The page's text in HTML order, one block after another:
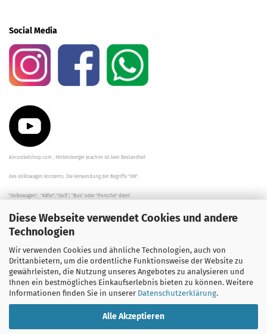
Diese Webseite verwendet Cookies und andere
Technologien
Wir verwenden Cookies und ähnliche Technologien, auch von
Drittanbietern, um die ordentliche Funktionsweise der Website zu
gewährleisten, die Nutzung unseres Angebotes zu analysieren und
Ihnen ein bestmögliches Einkaufserlebnis bieten zu können. Weitere
Informationen finden Sie in unserer Datenschutzerklärung.
Alle Akzeptieren
Social Media
Aircooledshop.com , Hintersberger Joachim ist kein Bestandteil
des Volkswagen Konzerns. Die Verwendung der Begriffe "VW",
"Volkswagen", "Käfer", "Golf", "Bus" oder "Porsche" dient
der Beschreibung der Teile und stellt in keinem Fall eine direkte
Verbindung zu dem Unternehmen "Volkswagen" her/da.
Die Beschreibungen, Zeichnungen und Angaben zur
Verwendung sind sorgfältig überprüft worden.